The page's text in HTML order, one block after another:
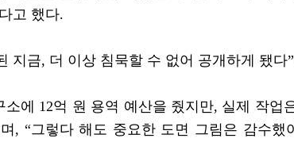
고 했다.
지금, 더 이상 침묵할 수 없어 공개하게 됐다
에 12억 원 용역 예산을 줬지만, 실제 작업
, “그렇다 해도 중요한 도면 그림은 감수했